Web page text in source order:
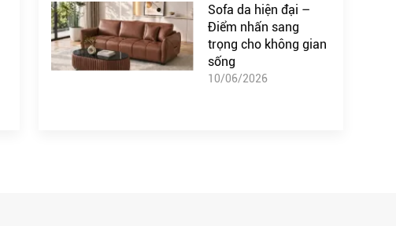
Sofa da hiện đại –
Điểm nhấn sang
trọng cho không gian
sống
10/06/2026